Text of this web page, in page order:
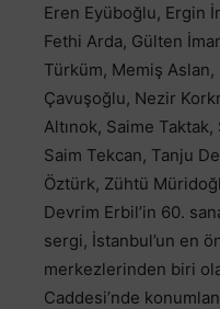
Eren Eyüboğlu, Ergin
Fethi Arda, Gülten
Türküm, Memiş
Çavuşoğlu, Nezir
Altınok, Saime
Saim Tekcan, Tanju
Öztürk, Zühtü
Devrim Erbil’in 60.
sergi, İstanbul’un en
merkezlerinden biri
Caddesi’nde